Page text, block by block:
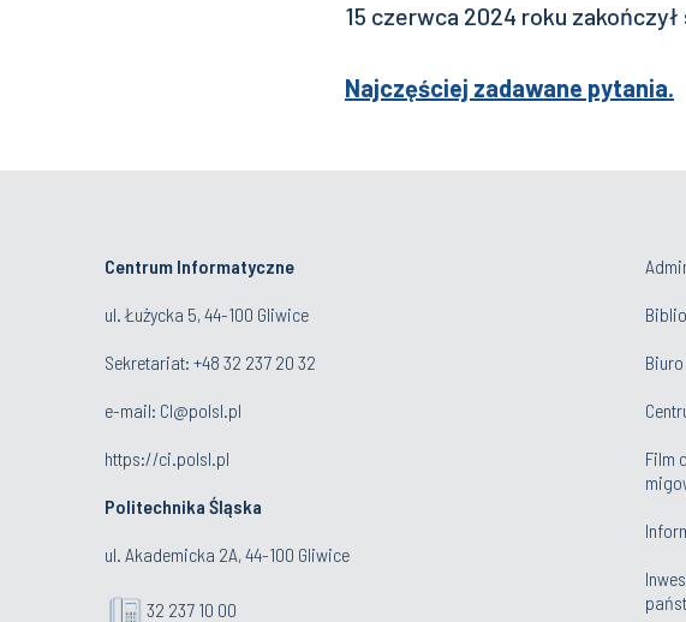
15 czerwca 2024 roku
Najczęściej zadawane pytania.
Centrum Informatyczne
ul. Łużycka 5, 44-100 Gliwice
Sekretariat: +48 32 237 20 32
e-mail: CI@polsl.pl
https://ci.polsl.pl
Politechnika Śląska
ul. Akademicka 2A, 44-100 Gliwice
32 237 10 00
Film